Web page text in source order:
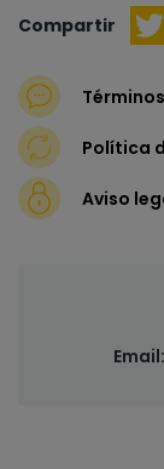
Compartir
Política
Aviso
Email: